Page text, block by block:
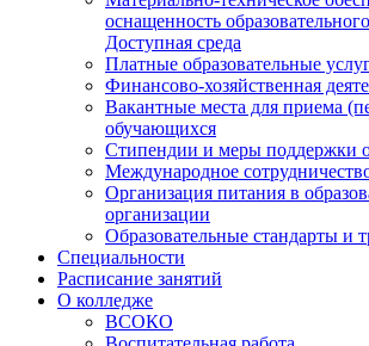
оснащенность
Доступная среда
Платные образовательные
Финансово-хозяйственная
Вакантные места для приема
обучающихся
Стипендии и меры поддержки
Международное
Организация питания в
организации
Образовательные стандарты и
Специальности
Расписание занятий
О колледже
ВСОКО